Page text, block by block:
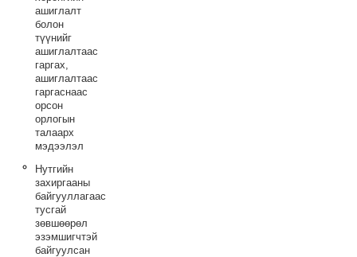
ашиглалт
болон
түүнийг
ашиглалтаас
гаргах,
ашиглалтаас
гаргаснаас
орсон
орлогын
талаарх
мэдээлэл
Нутгийн
захиргааны
байгууллагаас
тусгай
зөвшөөрөл
эзэмшигчтэй
байгуулсан